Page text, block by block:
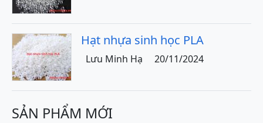
Hạt nhựa sinh học PLA
Lưu Minh Hạ 20/11/2024
SẢN PHẨM MỚI